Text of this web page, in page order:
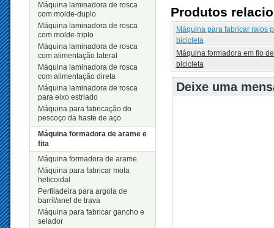
Máquina laminadora de rosca
com molde-duplo
Máquina laminadora de rosca
com molde-triplo
Máquina laminadora de rosca
com alimentação lateral
Máquina laminadora de rosca
com alimentação direta
Máquina laminadora de rosca
para eixo estriado
Máquina para fabricação do
pescoço da haste de aço
Máquina formadora de arame e
fita
Máquina formadora de arame
Máquina para fabricar mola
helicoidal
Perfiladeira para argola de
barril/anel de trava
Máquina para fabricar gancho e
selador
Produtos
Máquina para fabricar raios
bicicleta
Máquina formadora em fio
bicicleta
Deixe uma